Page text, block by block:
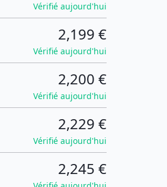
Vérifié aujourd'hui
2,199 €
Vérifié aujourd'hui
2,200 €
Vérifié aujourd'hui
2,229 €
Vérifié aujourd'hui
2,245 €